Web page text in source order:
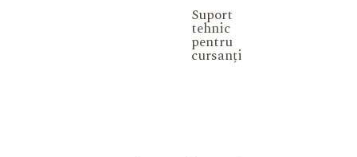
Suport
tehnic
pentru
cursanți